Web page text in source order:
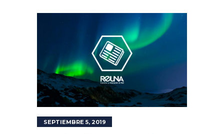
SEPTIEMBRE 5, 2019